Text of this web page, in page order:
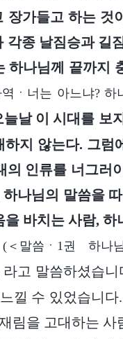
장가들고 하는 것
종 날짐승과 길
나님께 끝까지
ㆍ너는 아느냐? 하
늘날 이 시대를 보
지 않는다. 그럼
인류를 너그러
나님의 말씀을
바치는 사람,
(＜말씀ㆍ1권 하나
라고 말씀하셨습
낄 수 있었습니
림을 고대하는 사